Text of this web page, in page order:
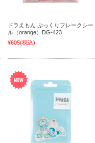
ドラえもん ぷっくりフレークシー
ル（orange）DG-423
¥605(税込)